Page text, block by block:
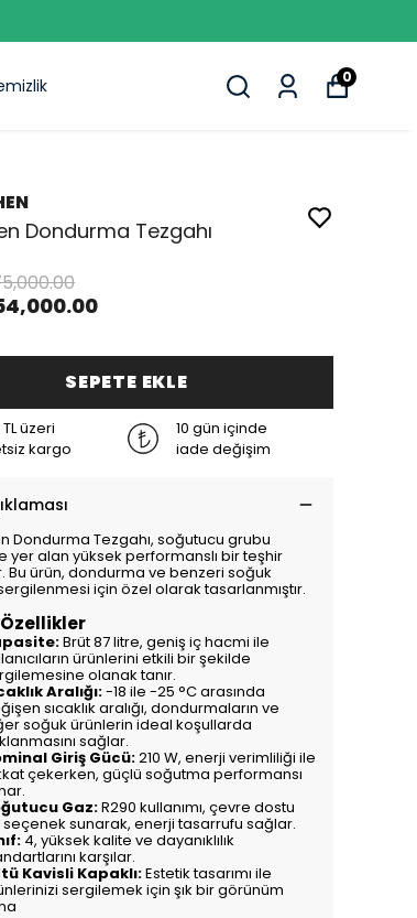
0
Dondurma Tezgahı
SEPETE EKLE
üzeri
kargo
10 gün içinde
iade değişim
Dondurma Tezgahı, soğutucu grubu
yer alan yüksek performanslı bir teşhir
Bu ürün, dondurma ve benzeri soğuk
için özel olarak tasarlanmıştır.
Brüt 87 litre, geniş iç hacmi ile
ürünlerini etkili bir şekilde
olanak tanır.
Aralığı:-18 ile -25 °C arasında
sıcaklık aralığı, dondurmaların ve
soğuk ürünlerin ideal koşullarda
sağlar.
Giriş Gücü:210 W, enerji verimliliği ile
çekerken, güçlü soğutma performansı
Gaz:R290 kullanımı, çevre dostu
seçenek sunarak, enerji tasarrufu sağlar.
4, yüksek kalite ve dayanıklılık
karşılar.
Kavisli Kapaklı:Estetik tasarımı ile
sergilemek için şık bir görünüm